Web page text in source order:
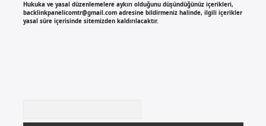
Hukuka ve yasal düzenlemelere aykırı olduğunu düşündüğünüz içerikleri,
backlinkpanelicomtr@gmail.comadresine bildirmeniz halinde, ilgili içerikler
yasal süre içerisinde sitemizden kaldırılacaktır.